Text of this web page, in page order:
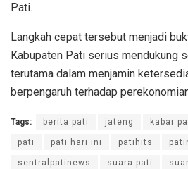
Pati.
Langkah cepat tersebut menjadi
Kabupaten Pati serius mendukung
terutama dalam menjamin
berpengaruh terhadap
Tags: berita pati jateng kabar
pati pati hari ini patihits
sentralpatinews suara pati